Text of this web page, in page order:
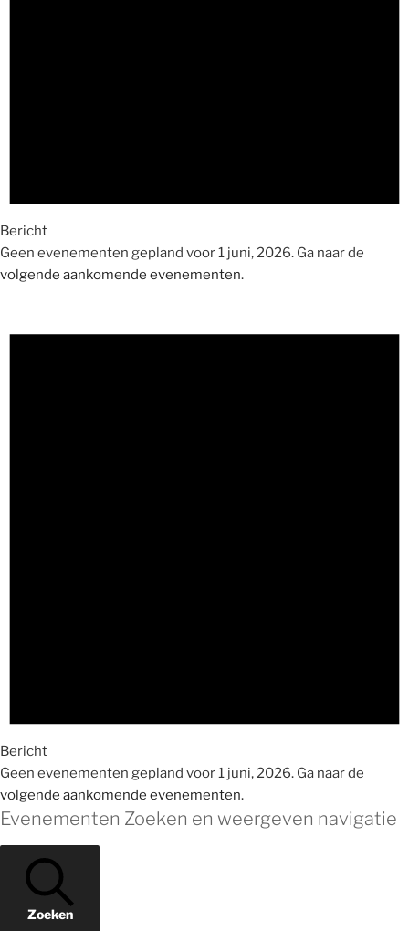
Bericht
Geen evenementen gepland voor 1 juni, 2026. Ga naar de
volgende aankomende evenementen.
Bericht
Geen evenementen gepland voor 1 juni, 2026. Ga naar de
volgende aankomende evenementen.
Evenementen Zoeken en weergeven navigatie
Zoeken